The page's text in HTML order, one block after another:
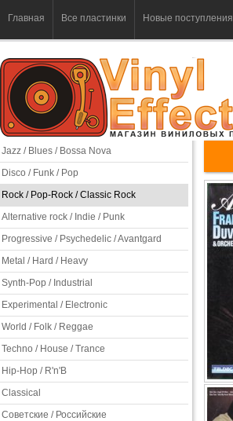
Главная Все пластинки Новые поступления
Jazz / Blues / Bossa Nova
Disco / Funk / Pop
Rock / Pop-Rock / Classic Rock
Alternative rock / Indie / Punk
Progressive / Psychedelic / Avantgard
Metal / Hard / Heavy
Synth-Pop / Industrial
Experimental / Electronic
World / Folk / Reggae
Techno / House / Trance
Hip-Hop / R'n'B
Classical
Советские / Российские